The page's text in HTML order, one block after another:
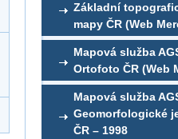
Základní
mapy ČR (Web
Mapová služba
Ortofoto ČR (Web
Mapová služba
Geomorfologické
ČR – 1998